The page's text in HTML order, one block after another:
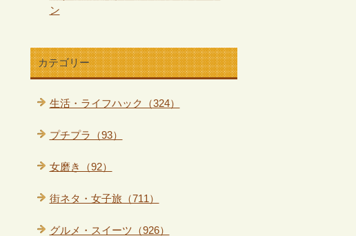
ン
カテゴリー
生活・ライフハック（324）
プチプラ（93）
女磨き（92）
街ネタ・女子旅（711）
グルメ・スイーツ（926）